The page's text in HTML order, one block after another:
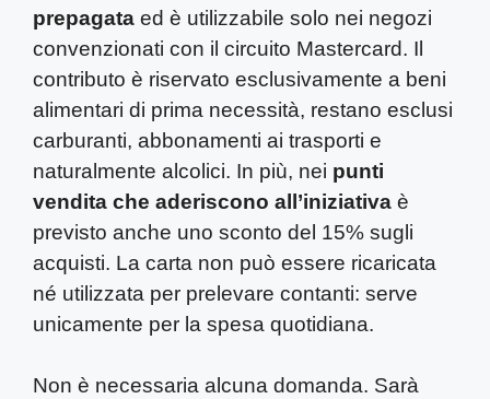
prepagata ed è utilizzabile solo nei negozi
convenzionati con il circuito Mastercard. Il
contributo è riservato esclusivamente a beni
alimentari di prima necessità, restano esclusi
carburanti, abbonamenti ai trasporti e
naturalmente alcolici. In più, nei punti
vendita che aderiscono all’iniziativa è
previsto anche uno sconto del 15% sugli
acquisti. La carta non può essere ricaricata
né utilizzata per prelevare contanti: serve
unicamente per la spesa quotidiana.
Non è necessaria alcuna domanda. Sarà